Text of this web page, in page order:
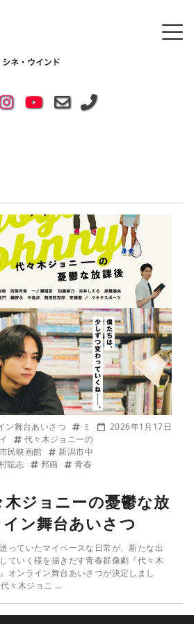
ン舞台あいさつ
ミ
代々木ジョニーの
民映画館
新潟市中
聡志 邦画
青春
2026年1月17日
ジョニーの憂鬱な放
ン舞台あいさつ
っていたマイペースな日常が、新たな出
ていく様を描きだす青春群像劇『代々木
オンライン舞台あいさつが決定しまし
々木ジョニ …